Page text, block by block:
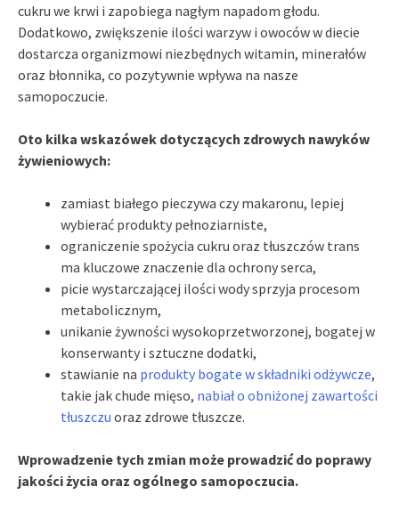
cukru we krwi i zapobiega nagłym napadom głodu.
Dodatkowo, zwiększenie ilości warzyw i owoców w diecie
dostarcza organizmowi niezbędnych witamin, minerałów
oraz błonnika, co pozytywnie wpływa na nasze
samopoczucie.
Oto kilka wskazówek dotyczących zdrowych nawyków
żywieniowych:
zamiast białego pieczywa czy makaronu, lepiej
wybierać produkty pełnoziarniste,
ograniczenie spożycia cukru oraz tłuszczów trans
ma kluczowe znaczenie dla ochrony serca,
picie wystarczającej ilości wody sprzyja procesom
metabolicznym,
unikanie żywności wysokoprzetworzonej, bogatej w
konserwanty i sztuczne dodatki,
stawianie na produkty bogate w składniki odżywcze,
takie jak chude mięso, nabiał o obniżonej zawartości
tłuszczu oraz zdrowe tłuszcze.
Wprowadzenie tych zmian może prowadzić do poprawy
jakości życia oraz ogólnego samopoczucia.